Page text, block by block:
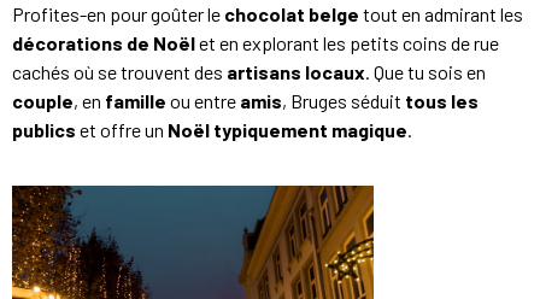
Profites-en pour goûter le chocolat belge tout en admirant les
décorations de Noëlet en explorant les petits coins de rue
cachés où se trouvent des artisans locaux . Que tu sois en
couple, en famille ou entre amis, Bruges séduit tous les
publics et offre un Noël typiquement magique